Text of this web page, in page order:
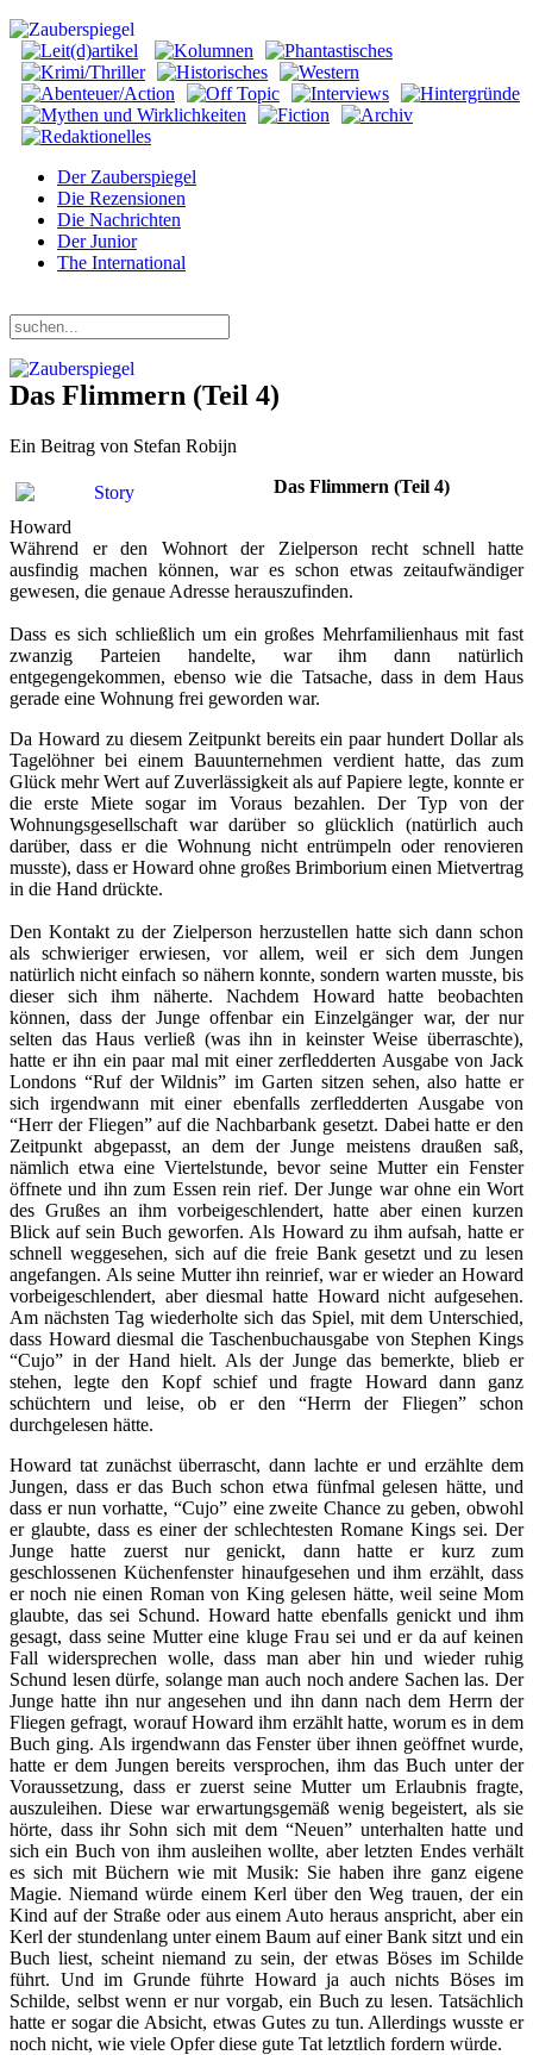
Der Zauberspiegel
Die Rezensionen
Die Nachrichten
Der Junior
The International
Das Flimmern (Teil 4)
Ein Beitrag von Stefan Robijn
Das Flimmern (Teil 4)
Howard
Während er den Wohnort der Zielperson recht schnell hatte
ausfindig machen können, war es schon etwas zeitaufwändiger
gewesen, die genaue Adresse herauszufinden.
Dass es sich schließlich um ein großes Mehrfamilienhaus mit fast
zwanzig Parteien handelte, war ihm dann natürlich
entgegengekommen, ebenso wie die Tatsache, dass in dem Haus
gerade eine Wohnung frei geworden war.
Da Howard zu diesem Zeitpunkt bereits ein paar hundert Dollar als
Tagelöhner bei einem Bauunternehmen verdient hatte, das zum
Glück mehr Wert auf Zuverlässigkeit als auf Papiere legte, konnte er
die erste Miete sogar im Voraus bezahlen. Der Typ von der
Wohnungsgesellschaft war darüber so glücklich (natürlich auch
darüber, dass er die Wohnung nicht entrümpeln oder renovieren
musste), dass er Howard ohne großes Brimborium einen Mietvertrag
in die Hand drückte.
Den Kontakt zu der Zielperson herzustellen hatte sich dann schon
als schwieriger erwiesen, vor allem, weil er sich dem Jungen
natürlich nicht einfach so nähern konnte, sondern warten musste, bis
dieser sich ihm näherte. Nachdem Howard hatte beobachten
können, dass der Junge offenbar ein Einzelgänger war, der nur
selten das Haus verließ (was ihn in keinster Weise überraschte),
hatte er ihn ein paar mal mit einer zerfledderten Ausgabe von Jack
Londons “Ruf der Wildnis” im Garten sitzen sehen, also hatte er
sich irgendwann mit einer ebenfalls zerfledderten Ausgabe von
“Herr der Fliegen” auf die Nachbarbank gesetzt. Dabei hatte er den
Zeitpunkt abgepasst, an dem der Junge meistens draußen saß,
nämlich etwa eine Viertelstunde, bevor seine Mutter ein Fenster
öffnete und ihn zum Essen rein rief. Der Junge war ohne ein Wort
des Grußes an ihm vorbeigeschlendert, hatte aber einen kurzen
Blick auf sein Buch geworfen. Als Howard zu ihm aufsah, hatte er
schnell weggesehen, sich auf die freie Bank gesetzt und zu lesen
angefangen. Als seine Mutter ihn reinrief, war er wieder an Howard
vorbeigeschlendert, aber diesmal hatte Howard nicht aufgesehen.
Am nächsten Tag wiederholte sich das Spiel, mit dem Unterschied,
dass Howard diesmal die Taschenbuchausgabe von Stephen Kings
“Cujo” in der Hand hielt. Als der Junge das bemerkte, blieb er
stehen, legte den Kopf schief und fragte Howard dann ganz
schüchtern und leise, ob er den “Herrn der Fliegen” schon
durchgelesen hätte.
Howard tat zunächst überrascht, dann lachte er und erzählte dem
Jungen, dass er das Buch schon etwa fünfmal gelesen hätte, und
dass er nun vorhatte, “Cujo” eine zweite Chance zu geben, obwohl
er glaubte, dass es einer der schlechtesten Romane Kings sei. Der
Junge hatte zuerst nur genickt, dann hatte er kurz zum
geschlossenen Küchenfenster hinaufgesehen und ihm erzählt, dass
er noch nie einen Roman von King gelesen hätte, weil seine Mom
glaubte, das sei Schund. Howard hatte ebenfalls genickt und ihm
gesagt, dass seine Mutter eine kluge Frau sei und er da auf keinen
Fall widersprechen wolle, dass man aber hin und wieder ruhig
Schund lesen dürfe, solange man auch noch andere Sachen las. Der
Junge hatte ihn nur angesehen und ihn dann nach dem Herrn der
Fliegen gefragt, worauf Howard ihm erzählt hatte, worum es in dem
Buch ging. Als irgendwann das Fenster über ihnen geöffnet wurde,
hatte er dem Jungen bereits versprochen, ihm das Buch unter der
Voraussetzung, dass er zuerst seine Mutter um Erlaubnis fragte,
auszuleihen. Diese war erwartungsgemäß wenig begeistert, als sie
hörte, dass ihr Sohn sich mit dem “Neuen” unterhalten hatte und
sich ein Buch von ihm ausleihen wollte, aber letzten Endes verhält
es sich mit Büchern wie mit Musik: Sie haben ihre ganz eigene
Magie. Niemand würde einem Kerl über den Weg trauen, der ein
Kind auf der Straße oder aus einem Auto heraus anspricht, aber ein
Kerl der stundenlang unter einem Baum auf einer Bank sitzt und ein
Buch liest, scheint niemand zu sein, der etwas Böses im Schilde
führt. Und im Grunde führte Howard ja auch nichts Böses im
Schilde, selbst wenn er nur vorgab, ein Buch zu lesen. Tatsächlich
hatte er sogar die Absicht, etwas Gutes zu tun. Allerdings wusste er
noch nicht, wie viele Opfer diese gute Tat letztlich fordern würde.